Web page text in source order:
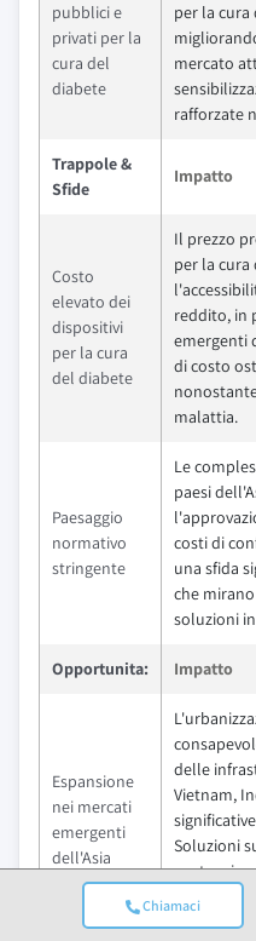
Chiamaci
pubblici e
privati per la
cura del
diabete
per la cura
mercato
rafforzate
Trappole &
Sfide
Impatto
Costo
elevato dei
dispositivi
per la cura
del diabete
Il prezzo
per la
reddito, in
emergenti
di costo
malattia.
Paesaggio
normativo
stringente
Le
paesi
costi di
una sfida
che
soluzioni
Opportunita: Impatto
Espansione
nei mercati
emergenti
dell'Asia
Pacifico
delle
Vietnam,
Soluzioni
sanita
valore di